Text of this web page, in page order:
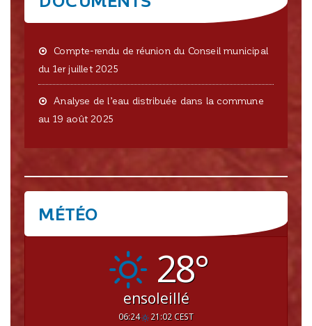
Compte-rendu de réunion du Conseil municipal
du 1er juillet 2025
Analyse de l’eau distribuée dans la commune
au 19 août 2025
MÉTÉO
28°
ensoleillé
06:24 21:02 CEST